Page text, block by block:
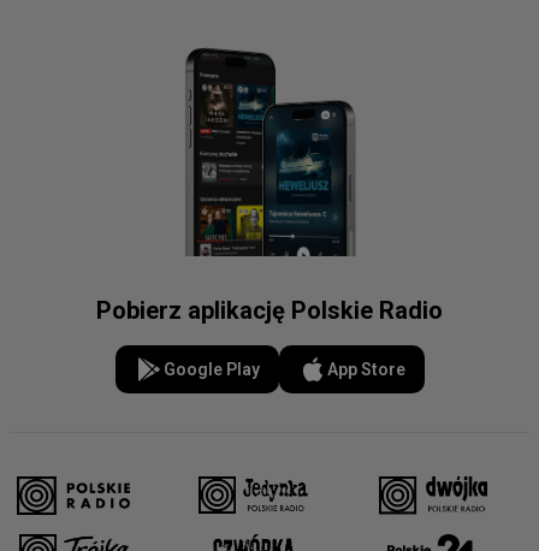
Pobierz aplikację Polskie Radio
Google Play App Store